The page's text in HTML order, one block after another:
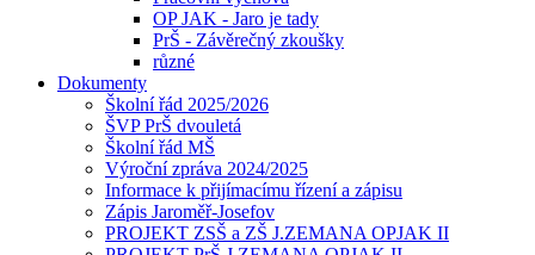
OP JAK - Jaro je tady
PrŠ - Závěrečný zkoušky
různé
Dokumenty
Školní řád 2025/2026
ŠVP PrŠ dvouletá
Školní řád MŠ
Výroční zpráva 2024/2025
Informace k přijímacímu řízení a zápisu
Zápis Jaroměř-Josefov
PROJEKT ZSŠ a ZŠ J.ZEMANA OPJAK II